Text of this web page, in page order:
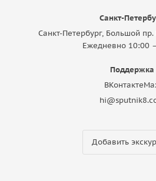
Санкт-
Санкт-Петербург, Большой
Ежедневно 10:00
Поддержка
ВКонтакте
Добавить